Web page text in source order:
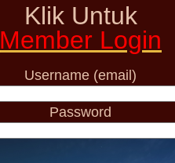
Klik Untuk
Member Login
Username (email)
Password